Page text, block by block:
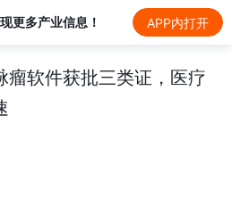
更多产业信息！ APP内打开
瘤软件获批三类证，医疗